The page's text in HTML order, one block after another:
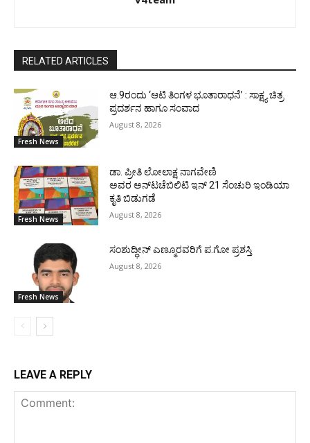
RELATED ARTICLES
Fresh News
ಆ.9ರಂದು ‘ಆಟಿ ತಿಂಗಳ ಭೂತಾರಾಧನೆ’ : ಸಾಕ್ಷ್ಯ ಚಿತ್ರ
ಪ್ರದರ್ಶನ ಹಾಗೂ ಸಂವಾದ
August 8, 2026
Fresh News
ಡಾ. ಪ್ರೀತಿ ಲೋಲಾಕ್ಷ ನಾಗವೇಣಿ
ಅವರ ಅನ್‌ಟಚೆಬಿಲಿಟಿ ಇನ್ 21 ಸೆಂಚುರಿ ಇಂಡಿಯಾ
ಕೃತಿ ಬಿಡುಗಡೆ
August 8, 2026
Fresh News
ಸಂಶುದ್ಧೀನ್ ಎಣ್ಮೂರವರಿಗೆ ಪ.ಗೋ ಪ್ರಶಸ್ತಿ
August 8, 2026
LEAVE A REPLY